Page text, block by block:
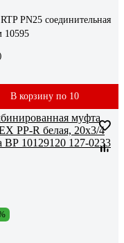
PN25 соединительная
10595
В корзину по 10